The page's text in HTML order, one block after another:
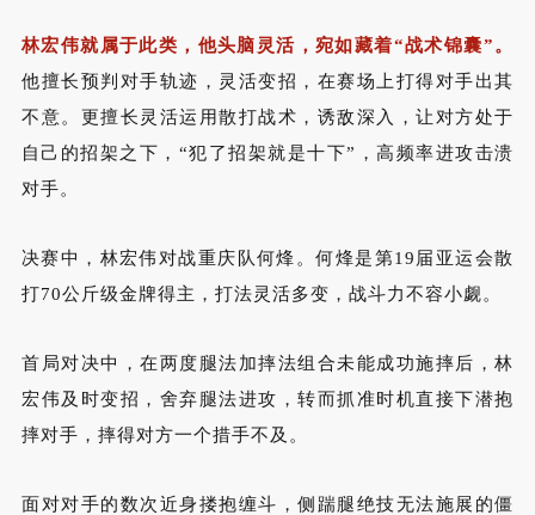
林宏伟就属于此类，他头脑灵活，宛如藏着“战术锦囊”。
他擅长预判对手轨迹，灵活变招，在赛场上打得对手出其
不意。更擅长灵活运用散打战术，诱敌深入，让对方处于
自己的招架之下，“犯了招架就是十下”，高频率进攻击溃
对手。
决赛中，林宏伟对战重庆队何烽。何烽是第19 届亚运会散
打70公斤级金牌得主，打法灵活多变，战斗力不容小觑。
首局对决中，在两度腿法加摔法组合未能成功施摔后，林
宏伟及时变招，舍弃腿法进攻，转而抓准时机直接下潜抱
摔对手，摔得对方一个措手不及。
面对对手的数次近身搂抱缠斗，侧踹腿绝技无法施展的僵